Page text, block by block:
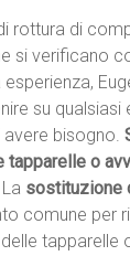
rottura di
si verificano
su qualsiasi
avere bisogno.
tapparelle o
La sostituzione
comune per
tapparelle